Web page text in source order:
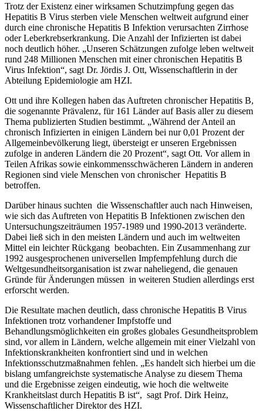
Trotz der Existenz einer wirksamen Schutzimpfung gegen das
Hepatitis B Virus sterben viele Menschen weltweit aufgrund einer
durch eine chronische Hepatitis B Infektion verursachten Zirrhose
oder Leberkrebserkrankung. Die Anzahl der Infizierten ist dabei
noch deutlich höher. „Unseren Schätzungen zufolge leben weltweit
rund 248 Millionen Menschen mit einer chronischen Hepatitis B
Virus Infektion“, sagt Dr. Jördis J. Ott, Wissenschaftlerin in der
Abteilung Epidemiologie am HZI.
Ott und ihre Kollegen haben das Auftreten chronischer Hepatitis B,
die sogenannte Prävalenz, für 161 Länder auf Basis aller zu diesem
Thema publizierten Studien bestimmt. „Während der Anteil an
chronisch Infizierten in einigen Ländern bei nur 0,01 Prozent der
Allgemeinbevölkerung liegt, übersteigt er unseren Ergebnissen
zufolge in anderen Ländern die 20 Prozent“, sagt Ott. Vor allem in
Teilen Afrikas sowie einkommensschwächeren Ländern in anderen
Regionen sind viele Menschen von chronischer Hepatitis B
betroffen.
Darüber hinaus suchten die Wissenschaftler auch nach Hinweisen,
wie sich das Auftreten von Hepatitis B Infektionen zwischen den
Untersuchungszeiträumen 1957-1989 und 1990-2013 veränderte.
Dabei ließ sich in den meisten Ländern und auch im weltweiten
Mittel ein leichter Rückgang beobachten. Ein Zusammenhang zur
1992 ausgesprochenen universellen Impfempfehlung durch die
Weltgesundheitsorganisation ist zwar naheliegend, die genauen
Gründe für Änderungen müssen in weiteren Studien allerdings erst
erforscht werden.
Die Resultate machen deutlich, dass chronische Hepatitis B Virus
Infektionen trotz vorhandener Impfstoffe und
Behandlungsmöglichkeiten ein großes globales Gesundheitsproblem
sind, vor allem in Ländern, welche allgemein mit einer Vielzahl von
Infektionskrankheiten konfrontiert sind und in welchen
Infektionsschutzmaßnahmen fehlen. „Es handelt sich hierbei um die
bislang umfangreichste systematische Analyse zu diesem Thema
und die Ergebnisse zeigen eindeutig, wie hoch die weltweite
Krankheitslast durch Hepatitis B ist“, sagt Prof. Dirk Heinz,
Wissenschaftlicher Direktor des HZI.